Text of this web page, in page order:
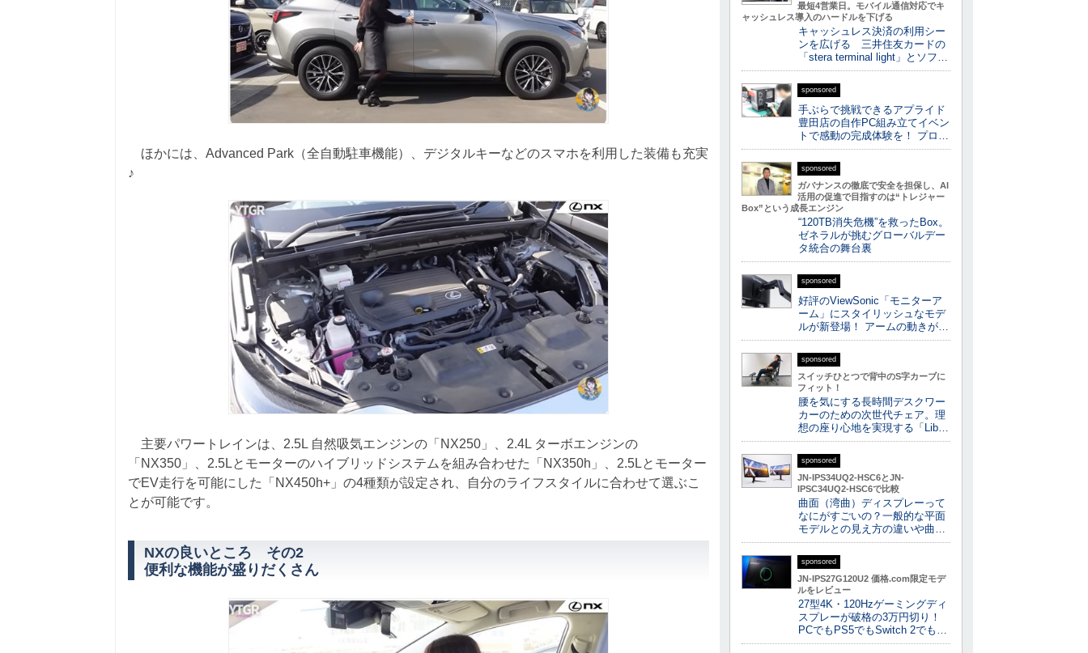
ほかには、Advanced Park（全自動駐車機能）、デジタルキーなどのスマホを利用した装備も充実
♪
主要パワートレインは、2.5L 自然吸気エンジンの「NX250」、2.4L ターボエンジンの
「NX350」、2.5Lとモーターのハイブリッドシステムを組み合わせた「NX350h」、2.5Lとモーター
でEV走行を可能にした「NX450h+」の4種類が設定され、自分のライフスタイルに合わせて選ぶこ
とが可能です。
NXの良いところ その2
便利な機能が盛りだくさん
最短4営業日。モバイル通信対応でキ
ャッシュレス導入のハードルを下げる
キャッシュレス決済の利用シー
ンを広げる 三井住友カードの
「stera terminal light」とソフ…
sponsored
手ぶらで挑戦できるアプライド
豊田店の自作PC組み立てイベン
トで感動の完成体験を！ プロ…
sponsored
ガバナンスの徹底で安全を担保し、AI
活用の促進で目指すのは“トレジャー
Box”という成長エンジン
“120TB消失危機”を救ったBox。
ゼネラルが挑むグローバルデー
タ統合の舞台裏
sponsored
好評のViewSonic「モニターア
ーム」にスタイリッシュなモデ
ルが新登場！ アームの動きが…
sponsored
スイッチひとつで背中のS字カーブに
フィット！
腰を気にする長時間デスクワー
カーのための次世代チェア。理
想の座り心地を実現する「Lib…
sponsored
JN-IPS34UQ2-HSC6とJN-
IPSC34UQ2-HSC6で比較
曲面（湾曲）ディスプレーって
なにがすごいの？一般的な平面
モデルとの見え方の違いや曲…
sponsored
JN-IPS27G120U2 価格.com限定モデ
ルをレビュー
27型4K・120Hzゲーミングディ
スプレーが破格の3万円切り！
PCでもPS5でもSwitch 2でも…